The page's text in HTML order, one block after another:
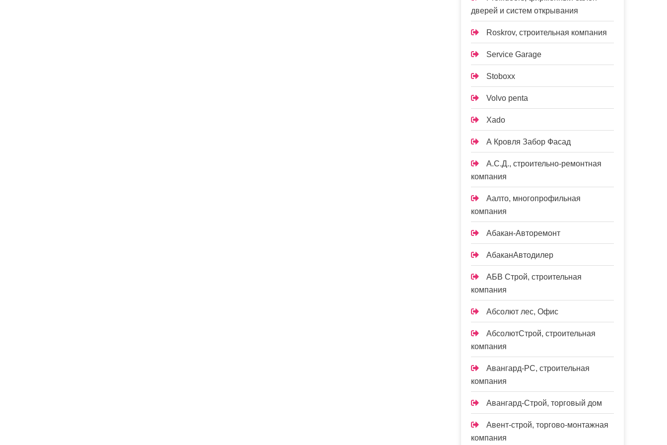
дверей и систем открывания
Roskrov, строительная компания
Service Garage
Stoboxx
Volvo penta
Xado
А Кровля Забор Фасад
А.С.Д., строительно-ремонтная
компания
Аалто, многопрофильная
компания
Абакан-Авторемонт
АбаканАвтодилер
АБВ Строй, строительная
компания
Абсолют лес, Офис
АбсолютСтрой, строительная
компания
Авангард-РС, строительная
компания
Авангард-Строй, торговый дом
Авент-строй, торгово-монтажная
компания